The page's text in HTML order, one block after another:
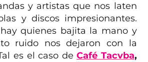
y artistas que nos laten
y discos impresionantes.
quienes bajita la mano y
ruido nos dejaron con la
es el caso deCafé Tacvba,